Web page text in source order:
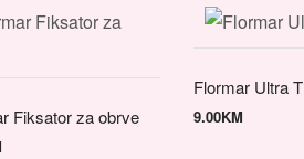
Fiksator za obrve
Flormar Ultra
9.00KM